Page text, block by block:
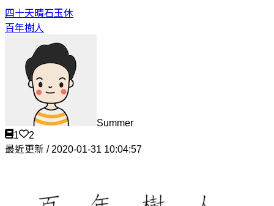
四十天晴石玉休
百年樹人
Summer
1
2
最近更新 / 2020-01-31 10:04:57